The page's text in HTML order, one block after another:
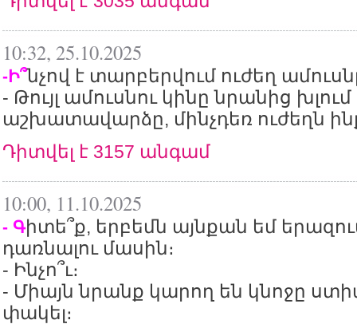
10:32, 25.10.2025
-Ի՞նչով է տարբերվում ուժեղ
- Թույլ ամուսնու կինը նրանից խլում
աշխատավարձը, մինչդեռ ուժեղն
Դիտվել է 3157 անգամ
10:00, 11.10.2025
- Գիտե՞ք, երբեմն այնքան եմ
դառնալու մասին։
- Ինչո՞ւ։
- Միայն նրանք կարող են կնոջը
փակել։